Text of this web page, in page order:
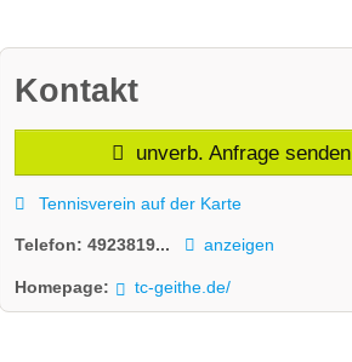
Kontakt
unverb. Anfrage senden
Tennisverein auf der Karte
Telefon:4923819... anzeigen
Homepage: tc-geithe.de/